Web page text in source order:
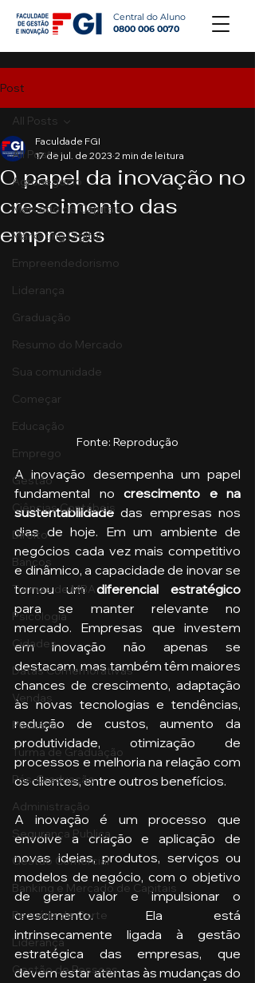
Central do Aluno
0800 006 0070
Post
All Posts
Agronegócio
Mercado de Capitais
Marketing Digital
Empreendedorismo
Liderança
Graduação
Resumo do Mercado
Sua comunidade
Começar
Educação
Emprego
Gestão
Ciências Contábeis
Direito
Bancos
Turmas de MBA
Psicologia
Cidades
Datas Comemorativas
Vendas
Pecuária
Turma de Graduação
Pós-Graduação
Administração
Segurança Publica
Gestão Comercial
Banking e Mercado de Capitais
Pecuária de Corte
Liderança
Gestão de Pessoas
All Posts
O papel da inovação no
crescimento das
empresas
Faculdade FGI
17 de jul. de 2023 2 min de leitura
Fonte: Reprodução
A inovação desempenha um papel
fundamental no crescimento e na
sustentabilidade das empresas nos
dias de hoje. Em um ambiente de
negócios cada vez mais competitivo
e dinâmico, a capacidade de inovar se
tornou um diferencial estratégico
para se manter relevante no
mercado. Empresas que investem
em inovação não apenas se
destacam, mas também têm maiores
chances de crescimento, adaptação
às novas tecnologias e tendências,
redução de custos, aumento da
produtividade, otimização de
processos e melhoria na relação com
os clientes, entre outros benefícios.
A inovação é um processo que
envolve a criação e aplicação de
novas ideias, produtos, serviços ou
modelos de negócio, com o objetivo
de gerar valor e impulsionar o
crescimento. Ela está
intrinsecamente ligada à gestão
estratégica das empresas, que
devem estar atentas às mudanças do